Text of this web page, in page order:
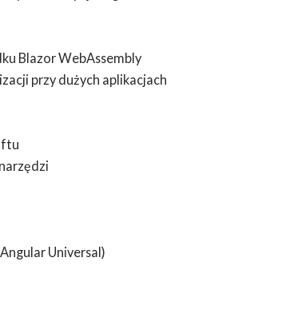
Blazor WebAssembly
przy dużych aplikacjach
Universal)